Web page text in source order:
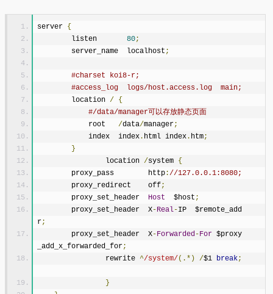
server {
        listen
80;
        server_name  localhost
;
#charset koi8-r;
#access_log  logs/host.access.log  main;
        location
/ {
#/data/manager可以存放静态页面
            root
/data/manager;
            index  index
. html index . htm;
}
		location
/system {
        proxy_pass        http
://127.0.0.1:8080;
        proxy_redirect    off
;
        proxy_set_header
Host
  $host
;
        proxy_set_header  X
-Real-IP  $remote_add
r;
        proxy_set_header  X
-Forwarded -For $proxy
_add_x_forwarded_for;
		rewrite
^/system/(.*) /$1 break;
}